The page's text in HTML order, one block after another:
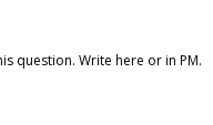
question. Write here or in PM.